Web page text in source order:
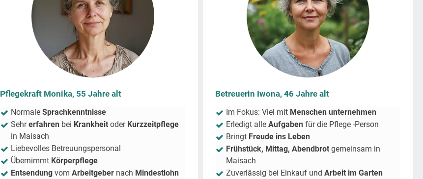
Pflegekraft Monika, 55 Jahre alt
Normale Sprachkenntnisse
Sehrerfahren bei Krankheit oder Kurzzeitpflege
in Maisach
Liebevolles Betreuungspersonal
Übernimmt Körperpflege
Entsendung vom Arbeitgeber nach Mindestlohn
Betreuerin Iwona, 46 Jahre alt
Im Fokus: Viel mit Menschen unternehmen
Erledigt alle Aufgaben für die Pflege -Person
Bringt Freude ins Leben
Frühstück, Mittag, Abendbrot gemeinsam in
Maisach
Zuverlässig bei Einkauf und Arbeit im Garten